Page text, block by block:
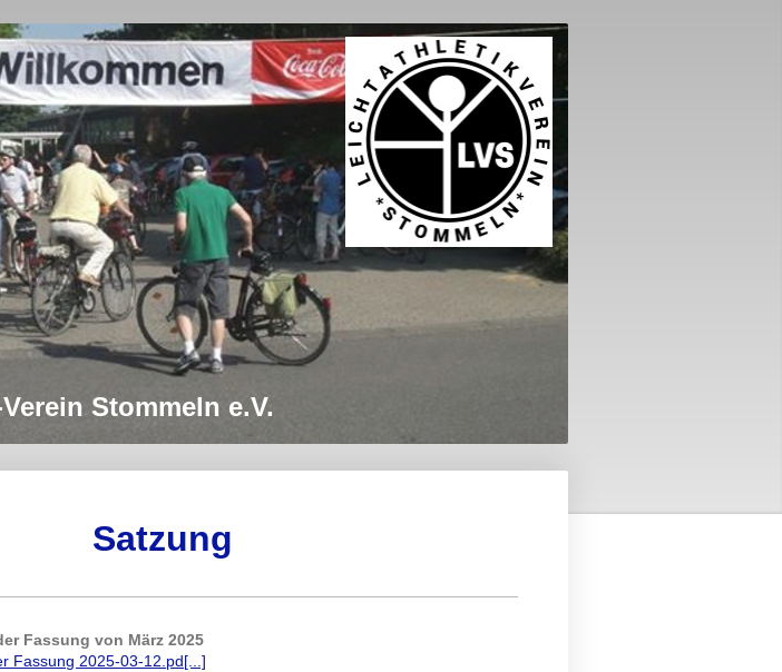
Stommeln e.V.
Satzung
Fassung von März 2025
Fassung 2025-03-12.pd[...]